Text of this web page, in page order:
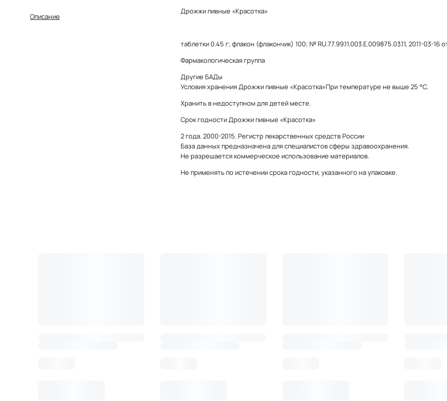
Описание
Дрожжи пивные «Красотка»
таблетки 0.45 г; флакон (флакончик) 100; № RU.77.99.11.003.Е.009875.03.11, 2011-03-16
Фармакологическая группа
Другие БАДы
Условия хранения Дрожжи пивные «Красотка»При температуре не выше 25 °C.
Хранить в недоступном для детей месте.
Срок годности Дрожжи пивные «Красотка»
2 года. 2000-2015. Регистр лекарственных средств России
База данных предназначена для специалистов сферы здравоохранения.
Не разрешается коммерческое использование материалов.
Не применять по истечении срока годности, указанного на упаковке.